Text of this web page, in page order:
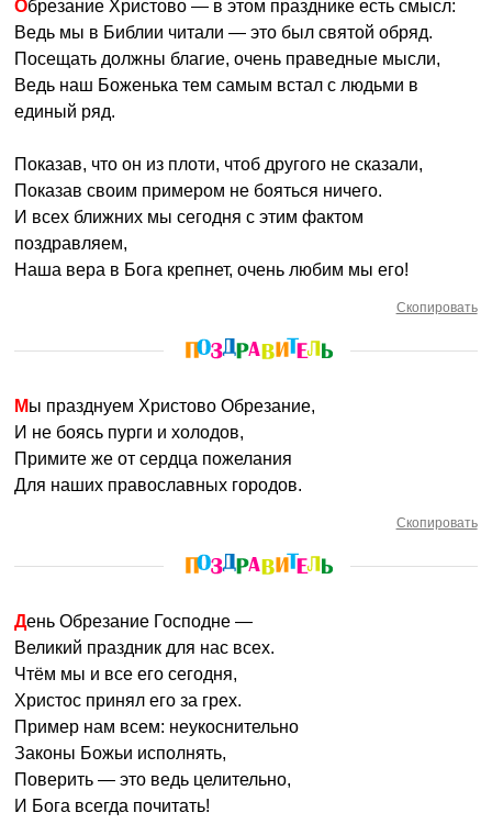
Обрезание Христово — в этом празднике есть смысл:
Ведь мы в Библии читали — это был святой обряд.
Посещать должны благие, очень праведные мысли,
Ведь наш Боженька тем самым встал с людьми в
единый ряд.
Показав, что он из плоти, чтоб другого не сказали,
Показав своим примером не бояться ничего.
И всех ближних мы сегодня с этим фактом
поздравляем,
Наша вера в Бога крепнет, очень любим мы его!
Скопировать
Мы празднуем Христово Обрезание,
И не боясь пурги и холодов,
Примите же от сердца пожелания
Для наших православных городов.
Скопировать
День Обрезание Господне —
Великий праздник для нас всех.
Чтём мы и все его сегодня,
Христос принял его за грех.
Пример нам всем: неукоснительно
Законы Божьи исполнять,
Поверить — это ведь целительно,
И Бога всегда почитать!